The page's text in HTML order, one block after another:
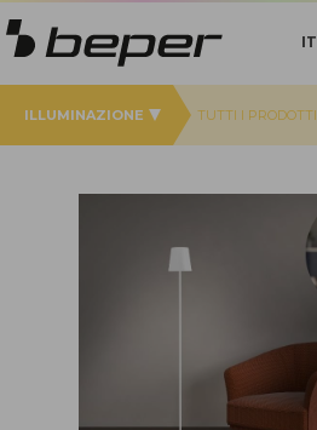
IT
ILLUMINAZIONE TUTTI I PRODOTTI